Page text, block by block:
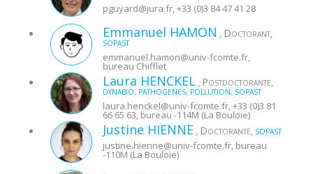
pguyard@jura.fr, +33 (0)3 84 47 41 28
Emmanuel HAMON Doctorant,
SOPAST
emmanuel.hamon@univ-fcomte.fr,
bureau Chifflet
Laura HENCKEL Postdoctorante
DYNABIO, PATHOGENES, POLLUTION, SOPAST
laura.henckel@univ-fcomte.fr, +33 (0)3 81
66 65 63, bureau -114M (La Bouloie)
Justine HIENNE Doctorante SOPAST
justine.hienne@univ-fcomte.fr, bureau
-110M (La Bouloie)